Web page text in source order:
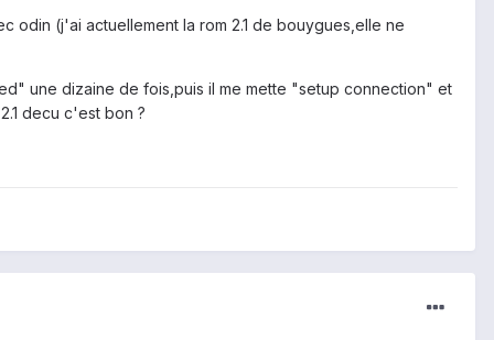
odin (j'ai actuellement la rom 2.1 de bouygues,elle ne
une dizaine de fois,puis il me mette "setup connection" et
decu c'est bon ?